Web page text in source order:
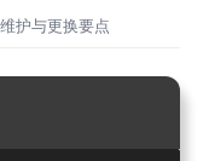
护与更换要点